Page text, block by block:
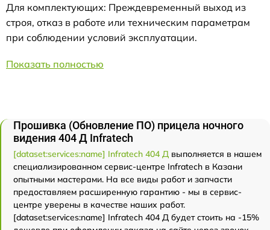
Для комплектующих: Преждевременный выход из
строя, отказ в работе или техническим параметрам
при соблюдении условий эксплуатации.
Показать полностью
Прошивка (Обновление ПО) прицела ночного
видения 404 Д Infratech
[dataset:services:name] Infratech 404 Д выполняется в нашем
специализированном сервис-центре Infratech в Казани
опытными мастерами. На все виды работ и запчасти
предоставляем расширенную гарантию - мы в сервис-
центре уверены в качестве наших работ.
[dataset:services:name] Infratech 404 Д будет стоить на -15%